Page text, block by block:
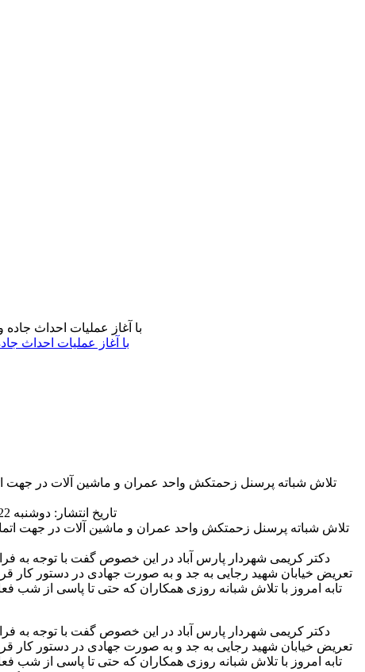
با آغاز عملیات احداث
تلاش شباته پرسنل زحمتکش واحد عمران و ماشین آلات در جهت
تاریخ انتشار: دوشنبه 22 اسفند 1401 | 09:30 ق.ظ
دکتر کریمی شهردار پارس آباد در این خصوص گفت با توجه به
تعریض خیابان شهید رجایی به جد و به صورت جهادی در دستور کار
تابه امروز با تلاش شبانه روزی همکاران که حتی تا پاسی از شب
دکتر کریمی شهردار پارس آباد در این خصوص گفت با توجه به
تعریض خیابان شهید رجایی به جد و به صورت جهادی در دستور کار
تابه امروز با تلاش شبانه روزی همکاران که حتی تا پاسی از شب